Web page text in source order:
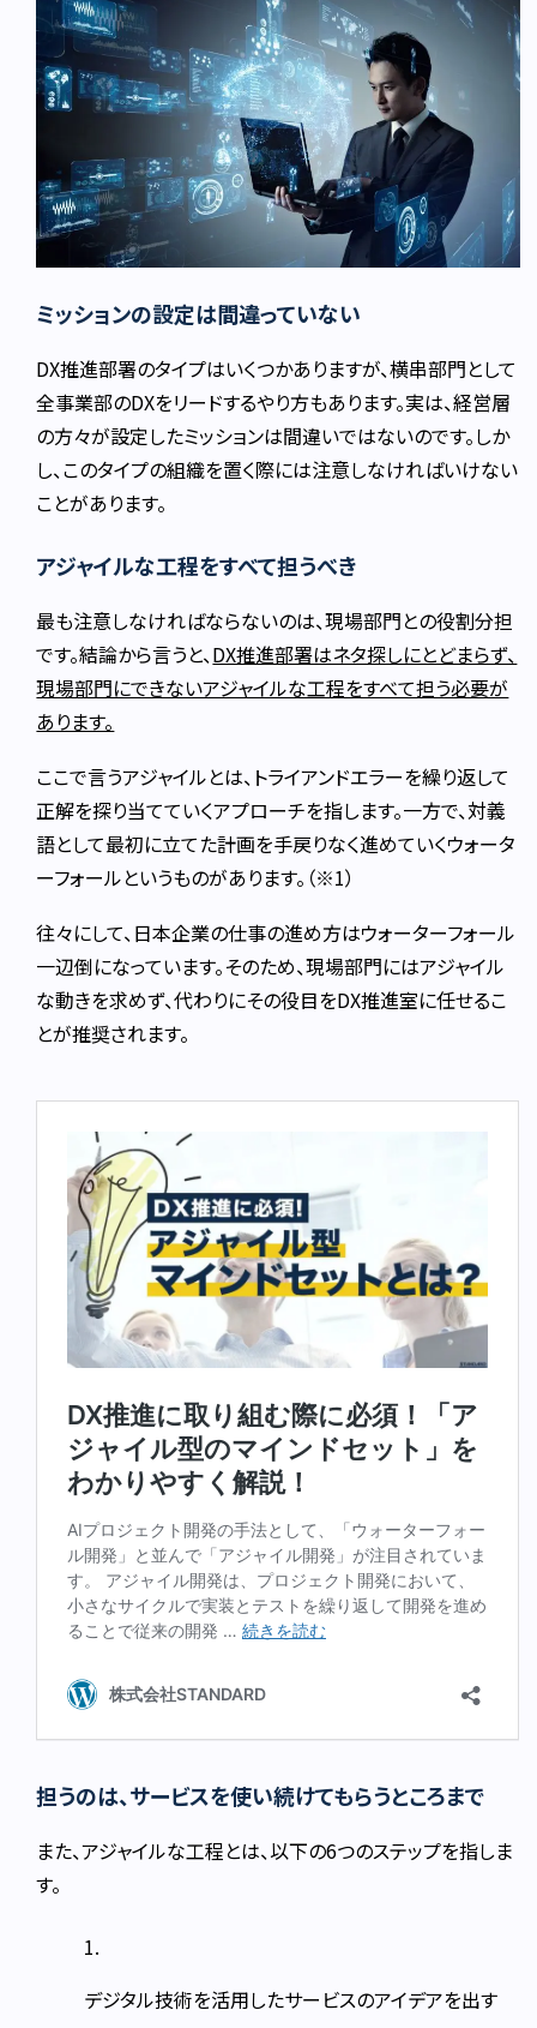
ミッションの設定は間違っていない
DX推進部署のタイプはいくつかありますが、横串部門として
全事業部のDXをリードするやり方もあります。実は、経営層
の方々が設定したミッションは間違いではないのです。しか
し、このタイプの組織を置く際には注意しなければいけない
ことがあります。
アジャイルな工程をすべて担うべき
最も注意しなければならないのは、現場部門との役割分担
です。結論から言うと、DX推進部署はネタ探しにとどまらず、
現場部門にできないアジャイルな工程をすべて担う必要が
あります。
ここで言うアジャイルとは、トライアンドエラーを繰り返して
正解を探り当てていくアプローチを指します。一方で、対義
語として最初に立てた計画を手戻りなく進めていくウォータ
ーフォールというものがあります。（※1）
往々にして、日本企業の仕事の進め方はウォーターフォール
一辺倒になっています。そのため、現場部門にはアジャイル
な動きを求めず、代わりにその役目をDX推進室に任せるこ
とが推奨されます。
担うのは、サービスを使い続けてもらうところまで
また、アジャイルな工程とは、以下の6つのステップを指しま
す。
デジタル技術を活用したサービスのアイデアを出す